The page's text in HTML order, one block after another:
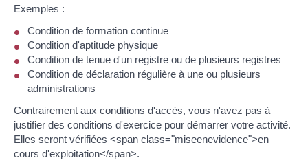
Exemples :
Condition de formation continue
Condition d'aptitude physique
Condition de tenue d'un registre ou de plusieurs registres
Condition de déclaration régulière à une ou plusieurs
administrations
Contrairement aux conditions d'accès, vous n'avez pas à
justifier des conditions d'exercice pour démarrer votre activité.
Elles seront vérifiées <span class="miseenevidence">en
cours d'exploitation</span>.